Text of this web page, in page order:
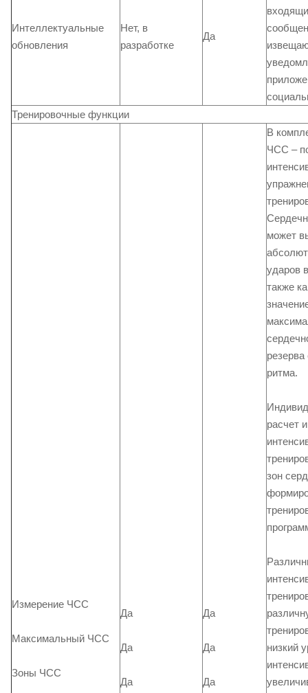
Интеллектуальные
обновления
Нет, в
разработке
Да
Тренировочные функции
Измерение ЧСС
Максимальный ЧСС
Зоны ЧСС
Да
Да
Да
Да
Да
Да
В
ЧСС –
может
ударов
также
резерва
ритма.
расчет
зон
низкий